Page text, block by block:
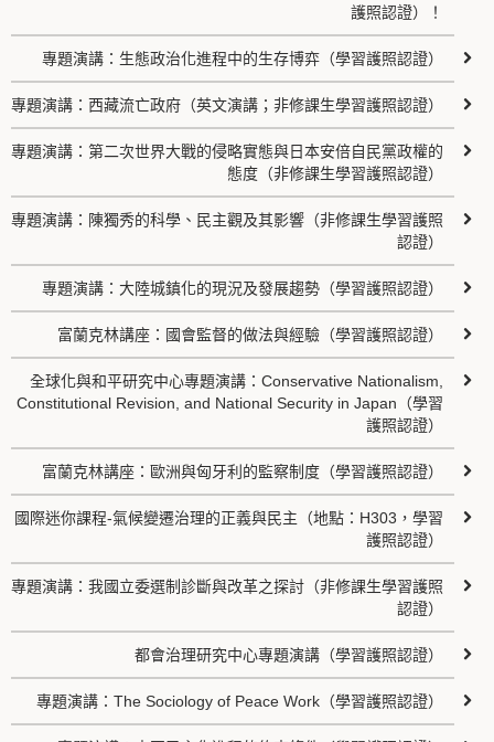
護照認證）！
專題演講：生態政治化進程中的生存博弈（學習護照認證）
專題演講：西藏流亡政府（英文演講；非修課生學習護照認證）
專題演講：第二次世界大戰的侵略實態與日本安倍自民黨政權的
態度（非修課生學習護照認證）
專題演講：陳獨秀的科學、民主觀及其影響（非修課生學習護照
認證）
專題演講：大陸城鎮化的現況及發展趨勢（學習護照認證）
富蘭克林講座：國會監督的做法與經驗（學習護照認證）
全球化與和平研究中心專題演講：Conservative Nationalism,
Constitutional Revision, and National Security in Japan（學習
護照認證）
富蘭克林講座：歐洲與匈牙利的監察制度（學習護照認證）
國際迷你課程-氣候變遷治理的正義與民主（地點：H303，學習
護照認證）
專題演講：我國立委選制診斷與改革之探討（非修課生學習護照
認證）
都會治理研究中心專題演講（學習護照認證）
專題演講：The Sociology of Peace Work（學習護照認證）